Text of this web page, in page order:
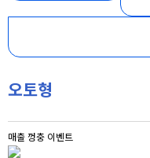
오토형
매출 껑충 이벤트